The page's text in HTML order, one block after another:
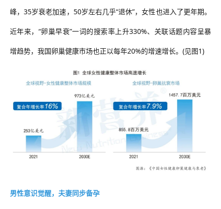
峰，35岁衰老加速，50岁左右几乎“退休”，女性也进入了更年期。
近年来，“卵巢早衰”一词的搜索率上升330%、关联话题内容呈暴
增趋势，我国卵巢健康市场也正以每年20%的增速增长。(见图1)
男性意识觉醒，夫妻同步备孕